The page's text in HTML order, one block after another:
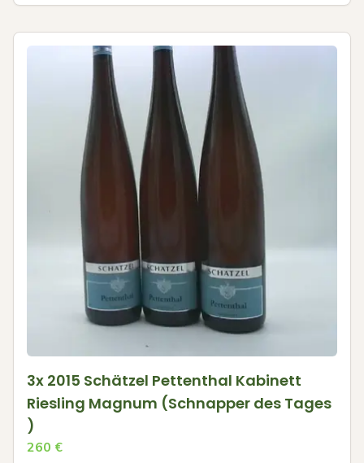
3x 2015 Schätzel Pettenthal Kabinett
Riesling Magnum (Schnapper des Tages
)
260 €